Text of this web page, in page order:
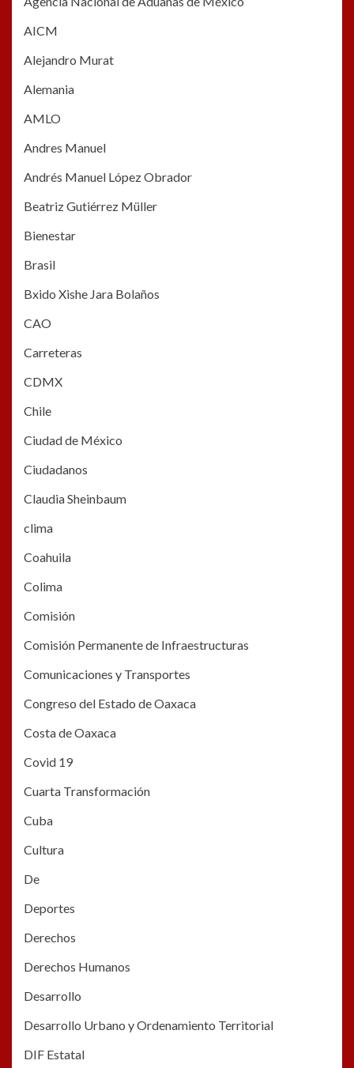
AICM
Alejandro Murat
Alemania
AMLO
Andres Manuel
Andrés Manuel López Obrador
Beatriz Gutiérrez Müller
Bienestar
Brasil
Bxido Xishe Jara Bolaños
CAO
Carreteras
CDMX
Chile
Ciudad de México
Ciudadanos
Claudia Sheinbaum
clima
Coahuila
Colima
Comisión
Comisión Permanente de Infraestructuras
Comunicaciones y Transportes
Congreso del Estado de Oaxaca
Costa de Oaxaca
Covid 19
Cuarta Transformación
Cuba
Cultura
De
Deportes
Derechos
Derechos Humanos
Desarrollo
Desarrollo Urbano y Ordenamiento Territorial
DIF Estatal